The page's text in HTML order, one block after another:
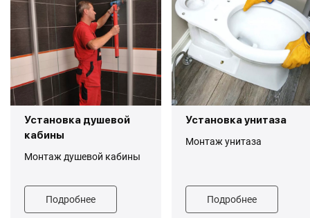
Установка душевой
кабины
Монтаж душевой кабины
Подробнее
Установка унитаза
Монтаж унитаза
Подробнее